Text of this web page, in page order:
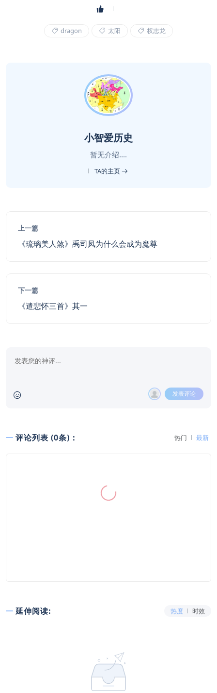
dragon 太阳 权志龙
小智爱历史
暂无介绍....
TA的主页
上一篇
《琉璃美人煞》禹司凤为什么会成为魔尊
下一篇
《遣悲怀三首》其一
发表评论
评论列表 (0条)： 热门 最新
延伸阅读: 热度 时效